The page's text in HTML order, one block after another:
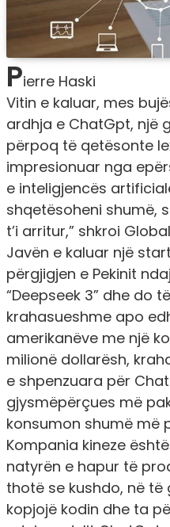
Pierre Haski
Vitin e kaluar, mes
ardhja e ChatGpt, një
përpoq të qetësonte
impresionuar nga
e inteligjencës
shqetësoheni shumë,
t’i arritur,” shkroi
Javën e kaluar një
përgjigjen e Pekinit
“Deepseek 3” dhe do
krahasueshme apo
amerikanëve me një
milionë dollarësh,
e shpenzuara për
gjysmëpërçues më
konsumon shumë më
Kompania kineze
natyrën e hapur të
thotë se kushdo, në
kopjojë kodin dhe ta